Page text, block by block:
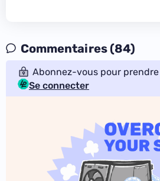
Commentaires (84)
Abonnez-vous pour
Se connecter